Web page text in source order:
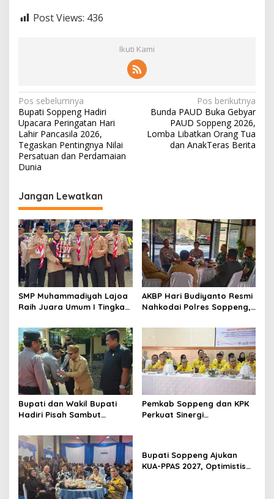
Post Views: 436
Ikuti Kami
Navigasi
pos
Pos sebelumnya
Bupati Soppeng Hadiri
Upacara Peringatan Hari
Lahir Pancasila 2026,
Tegaskan Pentingnya Nilai
Persatuan dan Perdamaian
Dunia
Pos berikutnya
Bunda PAUD Buka Gebyar
PAUD Soppeng 2026,
Lomba Libatkan Orang Tua
dan AnakTeras Berita
Jangan Lewatkan
SMP Muhammadiyah Lajoa
Raih Juara Umum I Tingkat
Perkemahan Hari Pramuka
ke-65 Kwarcab Soppeng
AKBP Hari Budiyanto Resmi
Nahkodai Polres Soppeng,
Hadiri Pisah Sambut
Bupati dan Wakil Bupati
Hadiri Pisah Sambut
Pemda dan Polri
Pemkab Soppeng dan KPK
Perkuat Sinergi
Bupati Soppeng Ajukan
KUA-PPAS 2027, Optimistis